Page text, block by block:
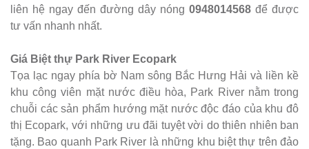
liên hệ ngay đến đường dây nóng 0948014568 để được
tư vấn nhanh nhất.
Giá Biệt thự Park River Ecopark
Tọa lạc ngay phía bờ Nam sông Bắc Hưng Hải và liền kề
khu công viên mặt nước điều hòa, Park River nằm trong
chuỗi các sản phẩm hướng mặt nước độc đáo của khu đô
thị Ecopark, với những ưu đãi tuyệt vời do thiên nhiên ban
tặng. Bao quanh Park River là những khu biệt thự trên đảo